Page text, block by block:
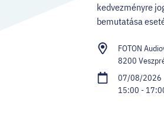
kedvezményre
bemutatása
FOTON
8200
07/08/2026
15:00 -